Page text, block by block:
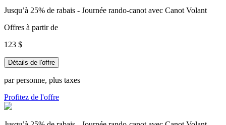
Jusqu’à 25% de rabais - Journée rando-canot avec Canot Volant
Offres à partir de
123 $
Détails de l'offre
par personne, plus taxes
Profitez de l'offre